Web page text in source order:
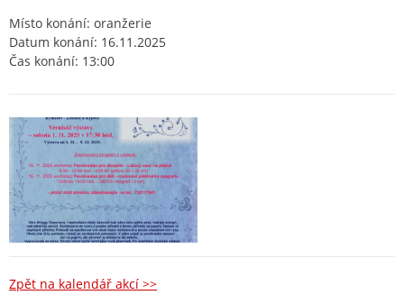
Místo konání: oranžerie
Datum konání: 16.11.2025
Čas konání: 13:00
Zpět na kalendář akcí >>